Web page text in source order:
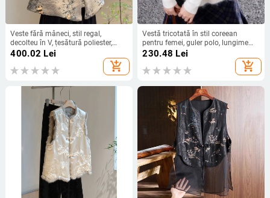
Veste fără mâneci, stil regal,
decolteu în V, țesătură poliester,
umplutură din fir de mătase,
400.02 Lei
add_shopping_cart
Vestă tricotată în stil coreean
pentru femei, guler polo, lungime
obișnuită, amestec de viscose 30–
230.48 Lei
add_shopping_cart